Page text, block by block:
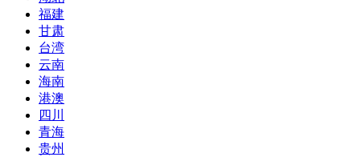
福建
甘肃
台湾
云南
海南
港澳
四川
青海
贵州